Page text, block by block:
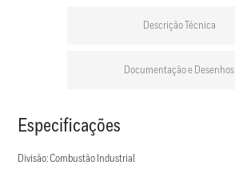
Descrição Técnica
Documentação e Desenhos
Especificações
Divisão: Combustão Industrial